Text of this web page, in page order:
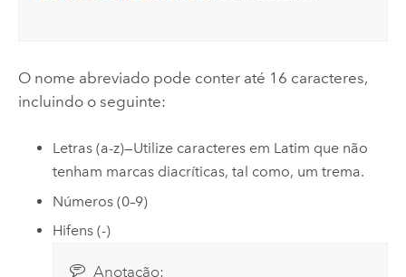
O nome abreviado pode conter até 16 caracteres,
incluindo o seguinte:
Letras (a-z)—Utilize caracteres em Latim que não
tenham marcas diacríticas, tal como, um trema.
Números (0–9)
Hifens (-)
Anotação: